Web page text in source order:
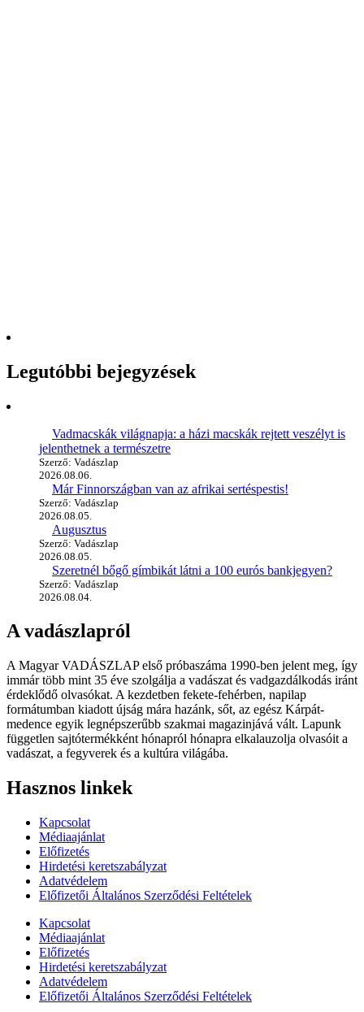
Legutóbbi bejegyzések
Vadmacskák világnapja: a házi macskák rejtett veszélyt is
jelenthetnek a természetre
Szerző: Vadászlap
2026.08.06.
Már Finnországban van az afrikai sertéspestis!
Szerző: Vadászlap
2026.08.05.
Augusztus
Szerző: Vadászlap
2026.08.05.
Szeretnél bőgő gímbikát látni a 100 eurós bankjegyen?
Szerző: Vadászlap
2026.08.04.
A vadászlapról
A Magyar VADÁSZLAP első próbaszáma 1990-ben jelent meg, így
immár több mint 35 éve szolgálja a vadászat és vadgazdálkodás iránt
érdeklődő olvasókat. A kezdetben fekete-fehérben, napilap
formátumban kiadott újság mára hazánk, sőt, az egész Kárpát-
medence egyik legnépszerűbb szakmai magazinjává vált. Lapunk
független sajtótermékként hónapról hónapra elkalauzolja olvasóit a
vadászat, a fegyverek és a kultúra világába.
Hasznos linkek
Kapcsolat
Médiaajánlat
Előfizetés
Hirdetési keretszabályzat
Adatvédelem
Előfizetői Általános Szerződési Feltételek
Kapcsolat
Médiaajánlat
Előfizetés
Hirdetési keretszabályzat
Adatvédelem
Előfizetői Általános Szerződési Feltételek